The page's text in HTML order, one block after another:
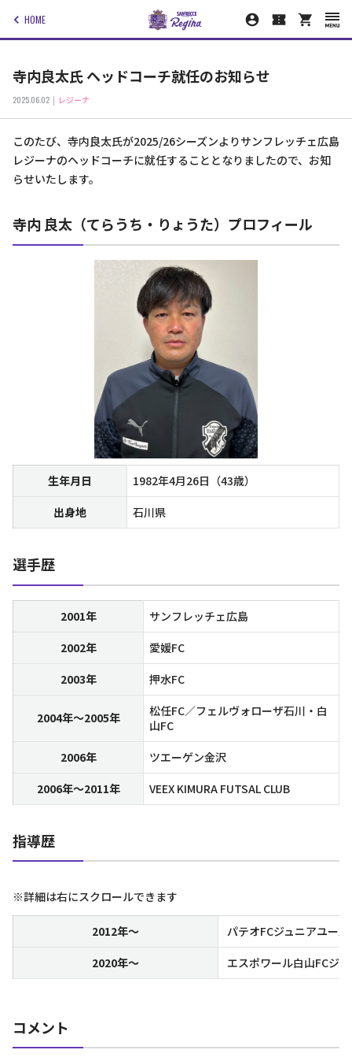
HOME
寺内良太氏 ヘッドコーチ就任のお知らせ
2025.06.02 レジーナ
このたび、寺内良太氏が2025/26シーズンよりサンフレッチェ広島
レジーナのヘッドコーチに就任することとなりましたので、お知
らせいたします。
寺内 良太（てらうち・りょうた）プロフィール
生年月日
1982年4月26日（43歳）
出身地
石川県
選手歴
2001年
サンフレッチェ広島
2002年
愛媛FC
2003年
押水FC
2004年～2005年
松任FC／フェルヴォローザ石川・白
山FC
2006年
ツエーゲン金沢
2006年～2011年
VEEX KIMURA FUTSAL CLUB
指導歴
※詳細は右にスクロールできます
2012年～
パテオFCジュニアユー
2020年～
エスポワール白山FCジ
コメント